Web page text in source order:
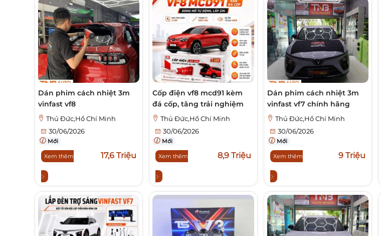
Dán phim cách nhiệt 3m
vinfast vf8
Thủ Đức,Hồ Chí Minh
30/06/2026
Mới
Xem thêm 17,6 Triệu
Cốp điện vf8 mcd91 kèm
đá cốp, tăng trải nghiệm
Thủ Đức,Hồ Chí Minh
30/06/2026
Mới
Xem thêm 8,9 Triệu
Dán phim cách nhiệt 3m
vinfast vf7 chính hãng
Thủ Đức,Hồ Chí Minh
30/06/2026
Mới
Xem thêm 9 Triệu